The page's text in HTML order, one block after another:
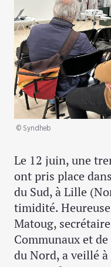
© Syndheb
Le 12 juin, une
ont pris place
du Sud, à Lille
timidité.
Matoug,
Communaux et
du Nord, a veillé à